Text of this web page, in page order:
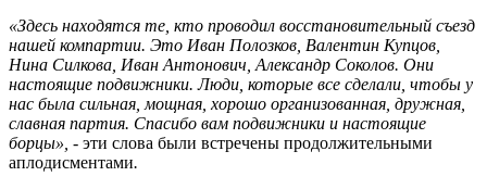
«Здесь находятся те, кто проводил восстановительный съезд
нашей компартии. Это Иван Полозков, Валентин Купцов,
Нина Силкова, Иван Антонович, Александр Соколов. Они
настоящие подвижники. Люди, которые все сделали, чтобы у
нас была сильная, мощная, хорошо организованная, дружная,
славная партия. Спасибо вам подвижники и настоящие
борцы», - эти слова были встречены продолжительными
аплодисментами.